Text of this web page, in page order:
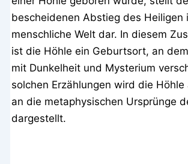
bescheidenen Abstieg des Heiligen
menschliche Welt dar. In diesem
ist die Höhle ein Geburtsort, an
mit Dunkelheit und Mysterium
solchen Erzählungen wird die Höhle
an die metaphysischen Ursprünge
dargestellt.